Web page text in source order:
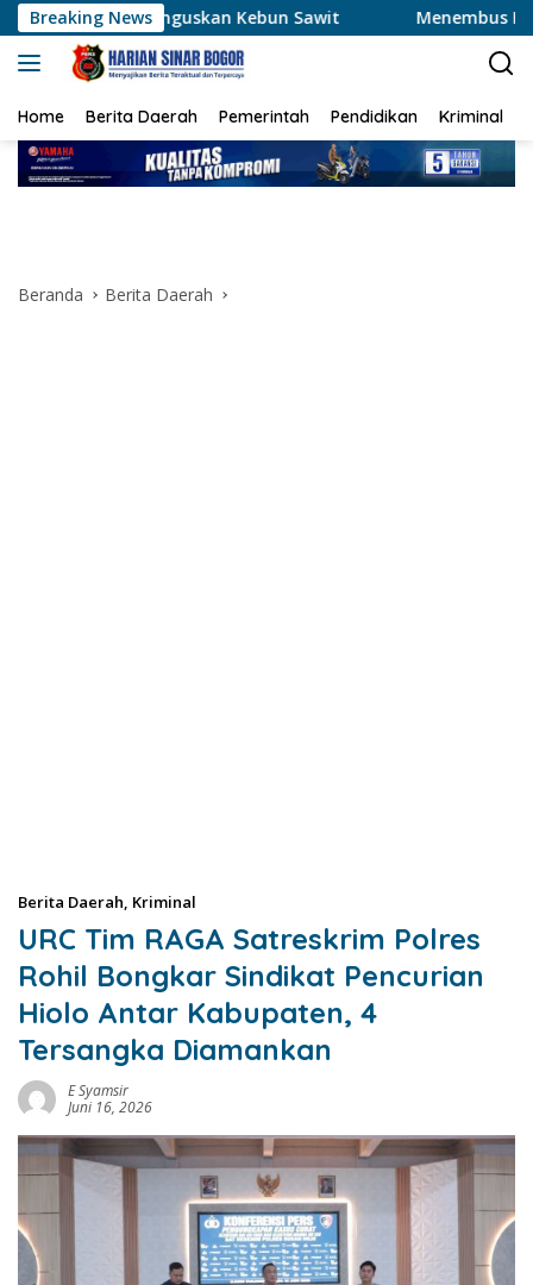
Langsung
ke
konten
Breaking News
Kebun Sawit Menembus Hamparan Jagung,
Home Berita Daerah Pemerintah Pendidikan Kriminal
Beranda Berita Daerah
Berita Daerah, Kriminal
URC Tim RAGA Satreskrim Polres
Rohil Bongkar Sindikat Pencurian
Hiolo Antar Kabupaten, 4
Tersangka Diamankan
E Syamsir
Juni 16, 2026